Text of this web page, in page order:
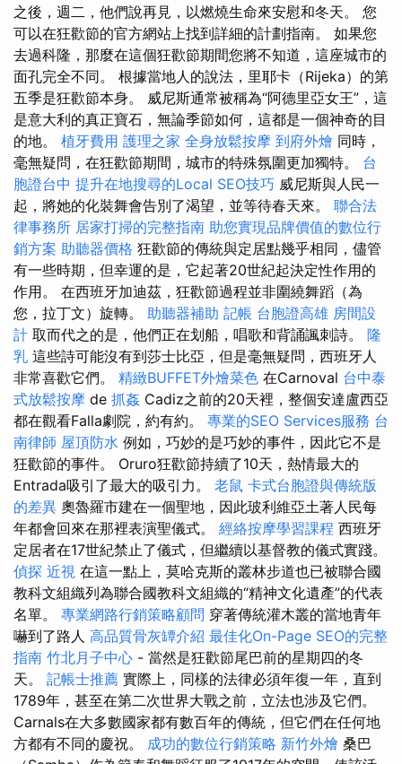
之後，週二，他們說再見，以燃燒生命來安慰和冬天。 您
可以在狂歡節的官方網站上找到詳細的計劃指南。 如果您
去過科隆，那麼在這個狂歡節期間您將不知道，這座城市的
面孔完全不同。 根據當地人的說法，里耶卡（Rijeka）的第
五季是狂歡節本身。 威尼斯通常被稱為“阿德里亞女王”，這
是意大利的真正寶石，無論季節如何，這都是一個神奇的目
的地。 植牙費用 護理之家 全身放鬆按摩 到府外燴 同時，
毫無疑問，在狂歡節期間，城市的特殊氛圍更加獨特。 台
胞證台中 提升在地搜尋的Local SEO技巧 威尼斯與人民一
起，將她的化裝舞會告別了渴望，並等待春天來。 聯合法
律事務所 居家打掃的完整指南 助您實現品牌價值的數位行
銷方案 助聽器價格 狂歡節的傳統與定居點幾乎相同，儘管
有一些時期，但幸運的是，它起著20世紀起決定性作用的
作用。 在西班牙加迪茲，狂歡節過程並非圍繞舞蹈（為
您，拉丁文）旋轉。 助聽器補助 記帳 台胞證高雄 房間設
計 取而代之的是，他們正在划船，唱歌和背誦諷刺詩。 隆
乳 這些詩可能沒有到莎士比亞，但是毫無疑問，西班牙人
非常喜歡它們。 精緻BUFFET外燴菜色 在Carnoval 台中泰
式放鬆按摩 de 抓姦 Cadiz之前的20天裡，整個安達盧西亞
都在觀看Falla劇院，約有約。 專業的SEO Services服務 台
南律師 屋頂防水 例如，巧妙的是巧妙的事件，因此它不是
狂歡節的事件。 Oruro狂歡節持續了10天，熱情最大的
Entrada吸引了最大的吸引力。 老鼠 卡式台胞證與傳統版
的差異 奧魯羅市建在一個聖地，因此玻利維亞土著人民每
年都會回來在那裡表演聖儀式。 經絡按摩學習課程 西班牙
定居者在17世紀禁止了儀式，但繼續以基督教的儀式實踐。
偵探 近視 在這一點上，莫哈克斯的叢林步道也已被聯合國
教科文組織列為聯合國教科文組織的“精神文化遺產”的代表
名單。 專業網路行銷策略顧問 穿著傳統灌木叢的當地青年
嚇到了路人 高品質骨灰罈介紹 最佳化On-Page SEO的完整
指南 竹北月子中心 - 當然是狂歡節尾巴前的星期四的冬
天。 記帳士推薦 實際上，同樣的法律必須年復一年，直到
1789年，甚至在第二次世界大戰之前，立法也涉及它們。
Carnals在大多數國家都有數百年的傳統，但它們在任何地
方都有不同的慶祝。 成功的數位行銷策略 新竹外燴 桑巴